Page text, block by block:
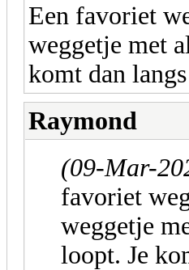
Een favoriet
weggetje met
komt dan
Raymond
(09-Mar-
favoriet
weggetje
loopt. Je